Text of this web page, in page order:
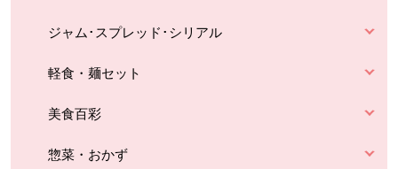
ジャム･スプレッド･シリアル
軽食・麺セット
美食百彩
惣菜・おかず